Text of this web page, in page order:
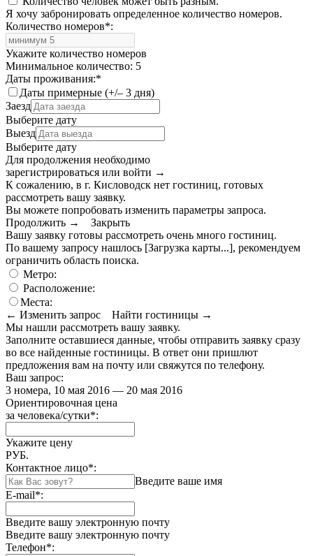
Я хочу забронировать определенное количество номеров.
Количество номеров*:
Укажите количество номеров
Минимальное количество: 5
Даты проживания:*
Даты примерные (+/– 3 дня)
Заезд
Выберите дату
Выезд
Выберите дату
Для продолжения необходимо
зарегистрироваться или войти →
К сожалению, в г. Кисловодск нет гостиниц, готовых
рассмотреть вашу заявку.
Вы можете попробовать изменить параметры запроса.
Продолжить →
Закрыть
Вашу заявку готовы рассмотреть очень много гостиниц.
По вашему запросу нашлось [Загрузка карты...], рекомендуем
ограничить область поиска.
Метро:
Расположение:
Места:
← Изменить запрос
Найти гостиницы →
Мы нашли рассмотреть вашу заявку.
Заполните оставшиеся данные, чтобы отправить заявку сразу
во все найденные гостиницы. В ответ они пришлют
предложения вам на почту или свяжутся по телефону.
Ваш запрос:
3 номера, 10 мая 2016 — 20 мая 2016
Ориентировочная цена
за человека/сутки*:
Укажите цену
РУБ.
Контактное лицо*:
Введите ваше имя
E-mail*:
Введите вашу электронную почту
Введите вашу электронную почту
Телефон*: